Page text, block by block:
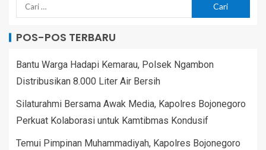
POS-POS TERBARU
Bantu Warga Hadapi Kemarau, Polsek Ngambon
Distribusikan 8.000 Liter Air Bersih
Silaturahmi Bersama Awak Media, Kapolres Bojonegoro
Perkuat Kolaborasi untuk Kamtibmas Kondusif
Temui Pimpinan Muhammadiyah, Kapolres Bojonegoro